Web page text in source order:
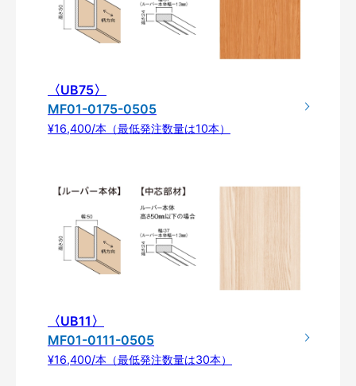
〈UB75〉
MF01-0175-0505
¥16,400/本（最低発注数量は10本）
〈UB11〉
MF01-0111-0505
¥16,400/本（最低発注数量は30本）